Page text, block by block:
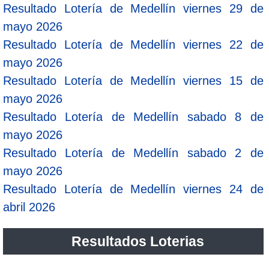
Resultado Lotería de Medellín viernes 29 de
mayo 2026
Resultado Lotería de Medellín viernes 22 de
mayo 2026
Resultado Lotería de Medellín viernes 15 de
mayo 2026
Resultado Lotería de Medellín sabado 8 de
mayo 2026
Resultado Lotería de Medellín sabado 2 de
mayo 2026
Resultado Lotería de Medellín viernes 24 de
abril 2026
Resultados Loterias